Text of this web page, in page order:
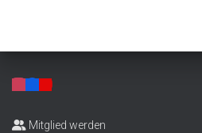
Mitglied werden